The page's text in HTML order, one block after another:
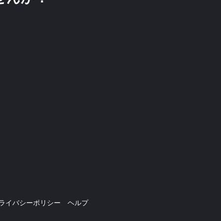
イバシーポリシー
ヘルプ